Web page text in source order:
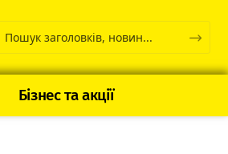
Бізнес та акції